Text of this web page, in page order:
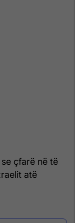
çfarë në të
atë